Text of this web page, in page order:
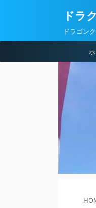
ドラ
ドラゴン